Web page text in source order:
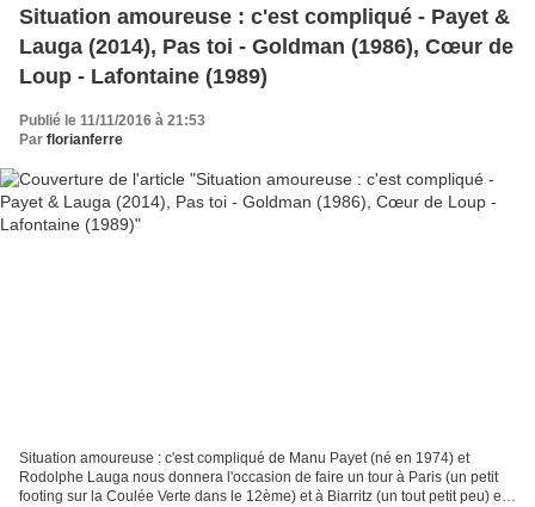
Situation amoureuse : c'est compliqué - Payet &
Lauga (2014), Pas toi - Goldman (1986), Cœur de
Loup - Lafontaine (1989)
Publié le 11/11/2016 à 21:53
Par florianferre
Situation amoureuse : c'est compliqué de Manu Payet (né en 1974) et
Rodolphe Lauga nous donnera l'occasion de faire un tour à Paris (un petit
footing sur la Coulée Verte dans le 12ème) et à Biarritz (un tout petit peu) et